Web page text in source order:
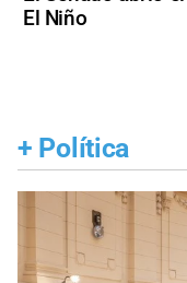
El Niño
+ Política